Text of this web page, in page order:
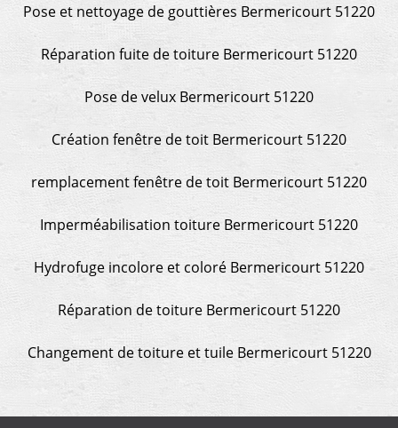
Pose et nettoyage de gouttières Bermericourt 51220
Réparation fuite de toiture Bermericourt 51220
Pose de velux Bermericourt 51220
Création fenêtre de toit Bermericourt 51220
remplacement fenêtre de toit Bermericourt 51220
Imperméabilisation toiture Bermericourt 51220
Hydrofuge incolore et coloré Bermericourt 51220
Réparation de toiture Bermericourt 51220
Changement de toiture et tuile Bermericourt 51220